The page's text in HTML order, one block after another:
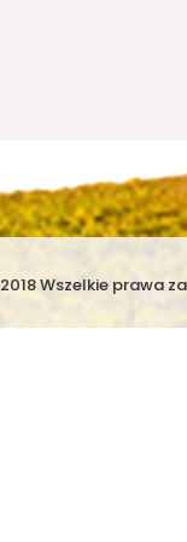
2018 Wszelkie prawa